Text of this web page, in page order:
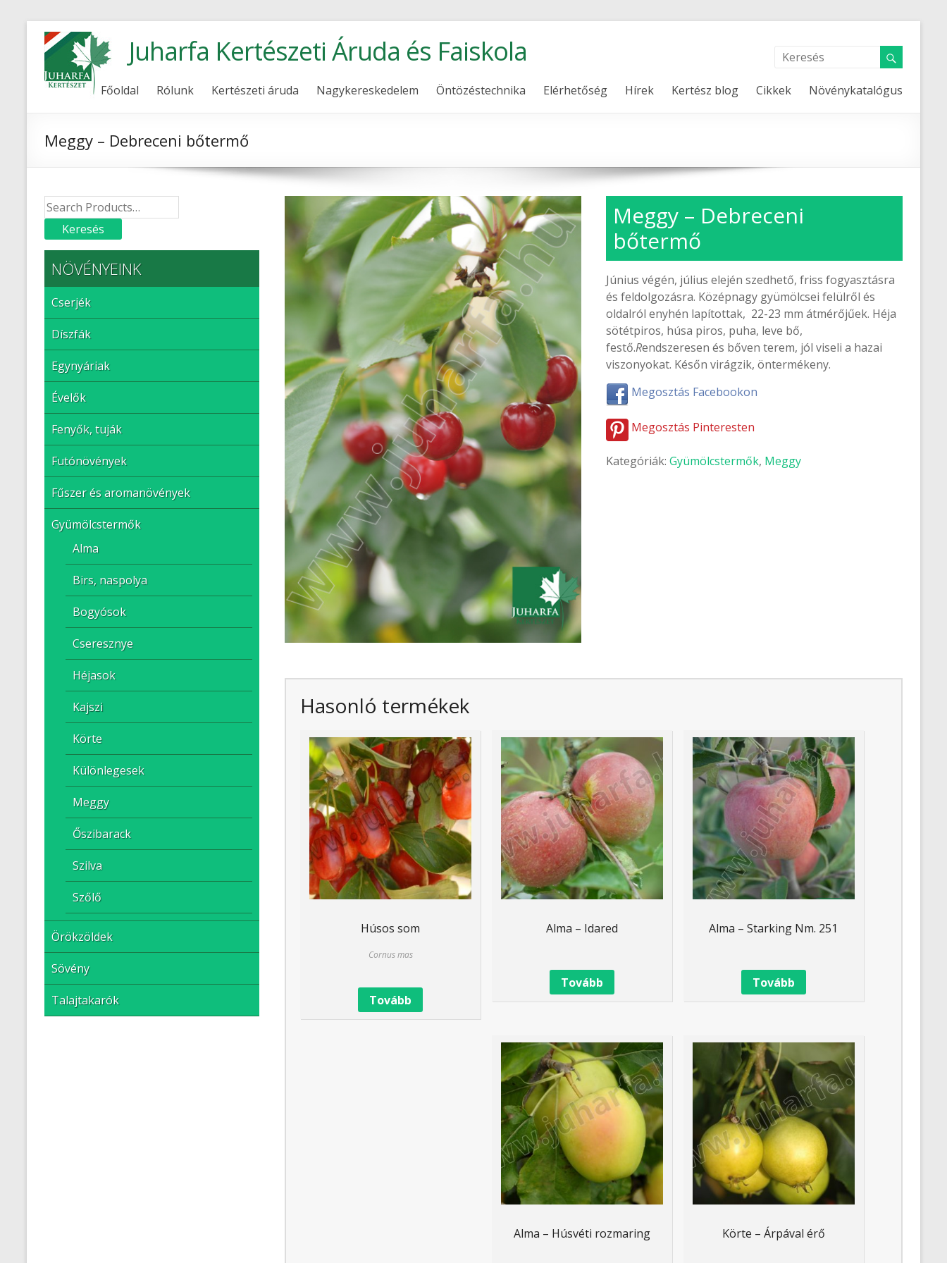
Juharfa Kertészeti Áruda és Faiskola
Főoldal Rólunk Kertészeti áruda Nagykereskedelem Öntözéstechnika Elérhetőség Hírek Kertész blog Cikkek Növénykatalógus
Meggy – Debreceni bőtermő
Meggy – Debreceni
bőtermő
Június végén, július elején szedhető, friss fogyasztásra
és feldolgozásra. Középnagy gyümölcsei felülről és
oldalról enyhén lapítottak, 22-23 mm átmérőjűek. Héja
sötétpiros, húsa piros, puha, leve bő,
festő.Rendszeresen és bőven terem, jól viseli a hazai
viszonyokat. Későn virágzik, öntermékeny.
Megosztás Facebookon
Megosztás Pinteresten
Kategóriák:Gyümölcstermők, Meggy
Hasonló termékek
Húsos som
Cornus mas
Tovább
Alma – Idared
Tovább
Alma – Starking Nm. 251
Tovább
Alma – Húsvéti rozmaring Körte – Árpával érő
NÖVÉNYEINK
Cserjék
Díszfák
Egynyáriak
Évelők
Fenyők, tuják
Futónövények
Fűszer és aromanövények
Gyümölcstermők
Alma
Birs, naspolya
Bogyósok
Cseresznye
Héjasok
Kajszi
Körte
Különlegesek
Meggy
Őszibarack
Szilva
Szőlő
Örökzöldek
Sövény
Talajtakarók